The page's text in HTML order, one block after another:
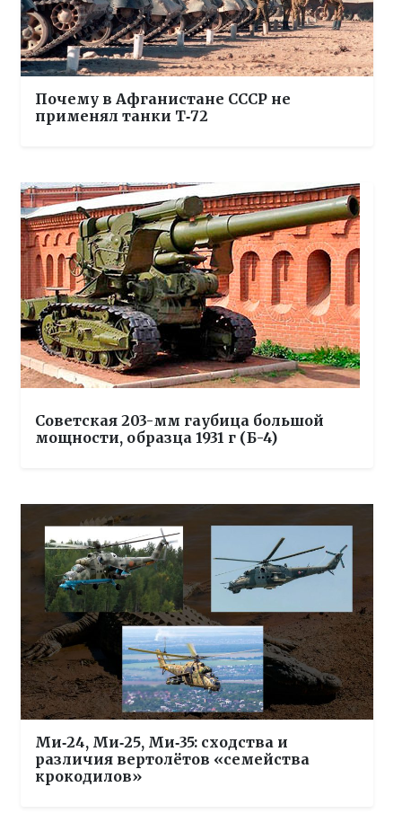
Почему в Афганистане СССР не
применял танки Т‑72
Советская 203-мм гаубица большой
мощности, образца 1931 г (Б-4)
Ми‑24, Ми‑25, Ми‑35: сходства и
различия вертолётов «семейства
крокодилов»